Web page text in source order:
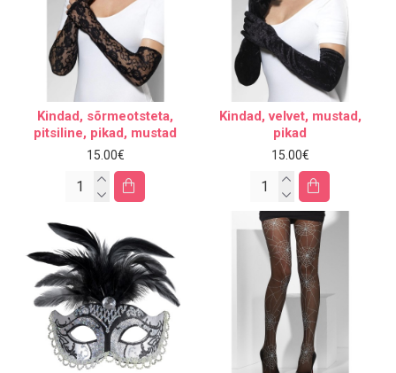
Kindad, sõrmeotsteta,
pitsiline, pikad, mustad
15.00€
Kindad, velvet, mustad,
pikad
15.00€